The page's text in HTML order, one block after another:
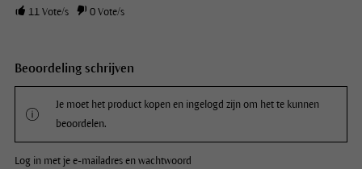
11Vote/s 0Vote/s
Beoordeling schrijven
Je moet het product kopen en ingelogd zijn om het te kunnen
beoordelen.
Log in met je e-mailadres en wachtwoord